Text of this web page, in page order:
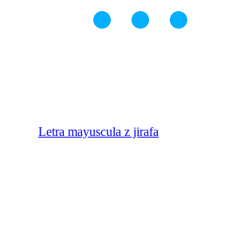
Letra mayuscula z jirafa